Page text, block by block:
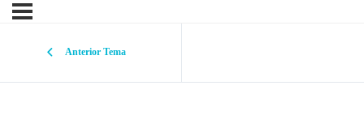
Anterior Tema